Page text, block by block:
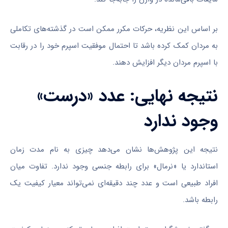
بر اساس این نظریه، حرکات مکرر ممکن است در گذشته‌های تکاملی
به مردان کمک کرده باشد تا احتمال موفقیت اسپرم خود را در رقابت
با اسپرم مردان دیگر افزایش دهند.
نتیجه نهایی: عدد «درست»
وجود ندارد
نتیجه این پژوهش‌ها نشان می‌دهد چیزی به نام مدت زمان
استاندارد یا «نرمال» برای رابطه جنسی وجود ندارد. تفاوت میان
افراد طبیعی است و عدد چند دقیقه‌ای نمی‌تواند معیار کیفیت یک
رابطه باشد.